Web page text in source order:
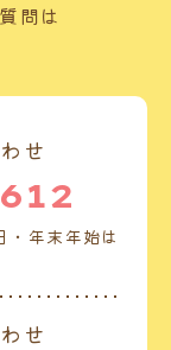
問は
せ
年末年始は
せ